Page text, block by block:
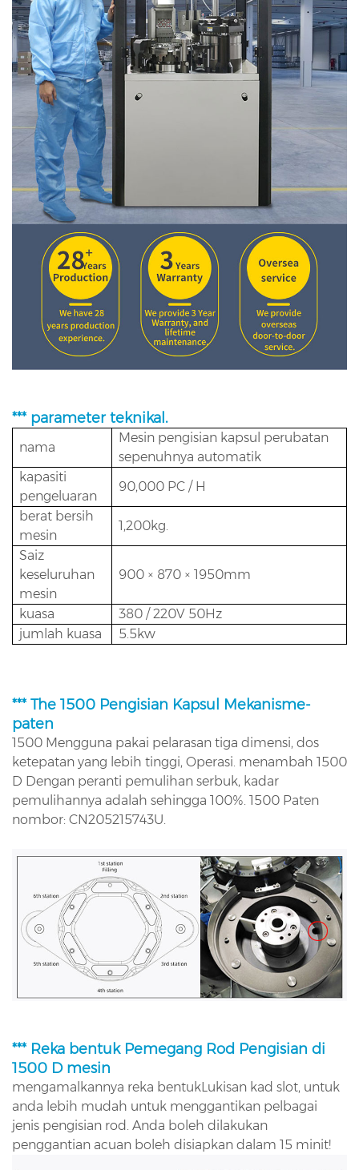
*** parameter teknikal.
nama
Mesin pengisian kapsul perubatan
sepenuhnya automatik
kapasiti
pengeluaran
90,000 PC / H
berat bersih
mesin
1,200kg.
Saiz
keseluruhan
mesin
900 × 870 × 1950mm
kuasa
380 / 220V 50Hz
jumlah kuasa
5.5kw
*** The 1500 Pengisian Kapsul Mekanisme-
paten
1500 Mengguna pakai pelarasan tiga dimensi, dos
ketepatan yang lebih tinggi, Operasi. menambah 1500
D Dengan peranti pemulihan serbuk, kadar
pemulihannya adalah sehingga 100%. 1500 Paten
nombor: CN205215743U.
*** Reka bentuk Pemegang Rod Pengisian di
1500 D mesin
mengamalkannya reka bentukLukisan kad slot, untuk
anda lebih mudah untuk menggantikan pelbagai
jenis pengisian rod. Anda boleh dilakukan
penggantian acuan boleh disiapkan dalam 15 minit!